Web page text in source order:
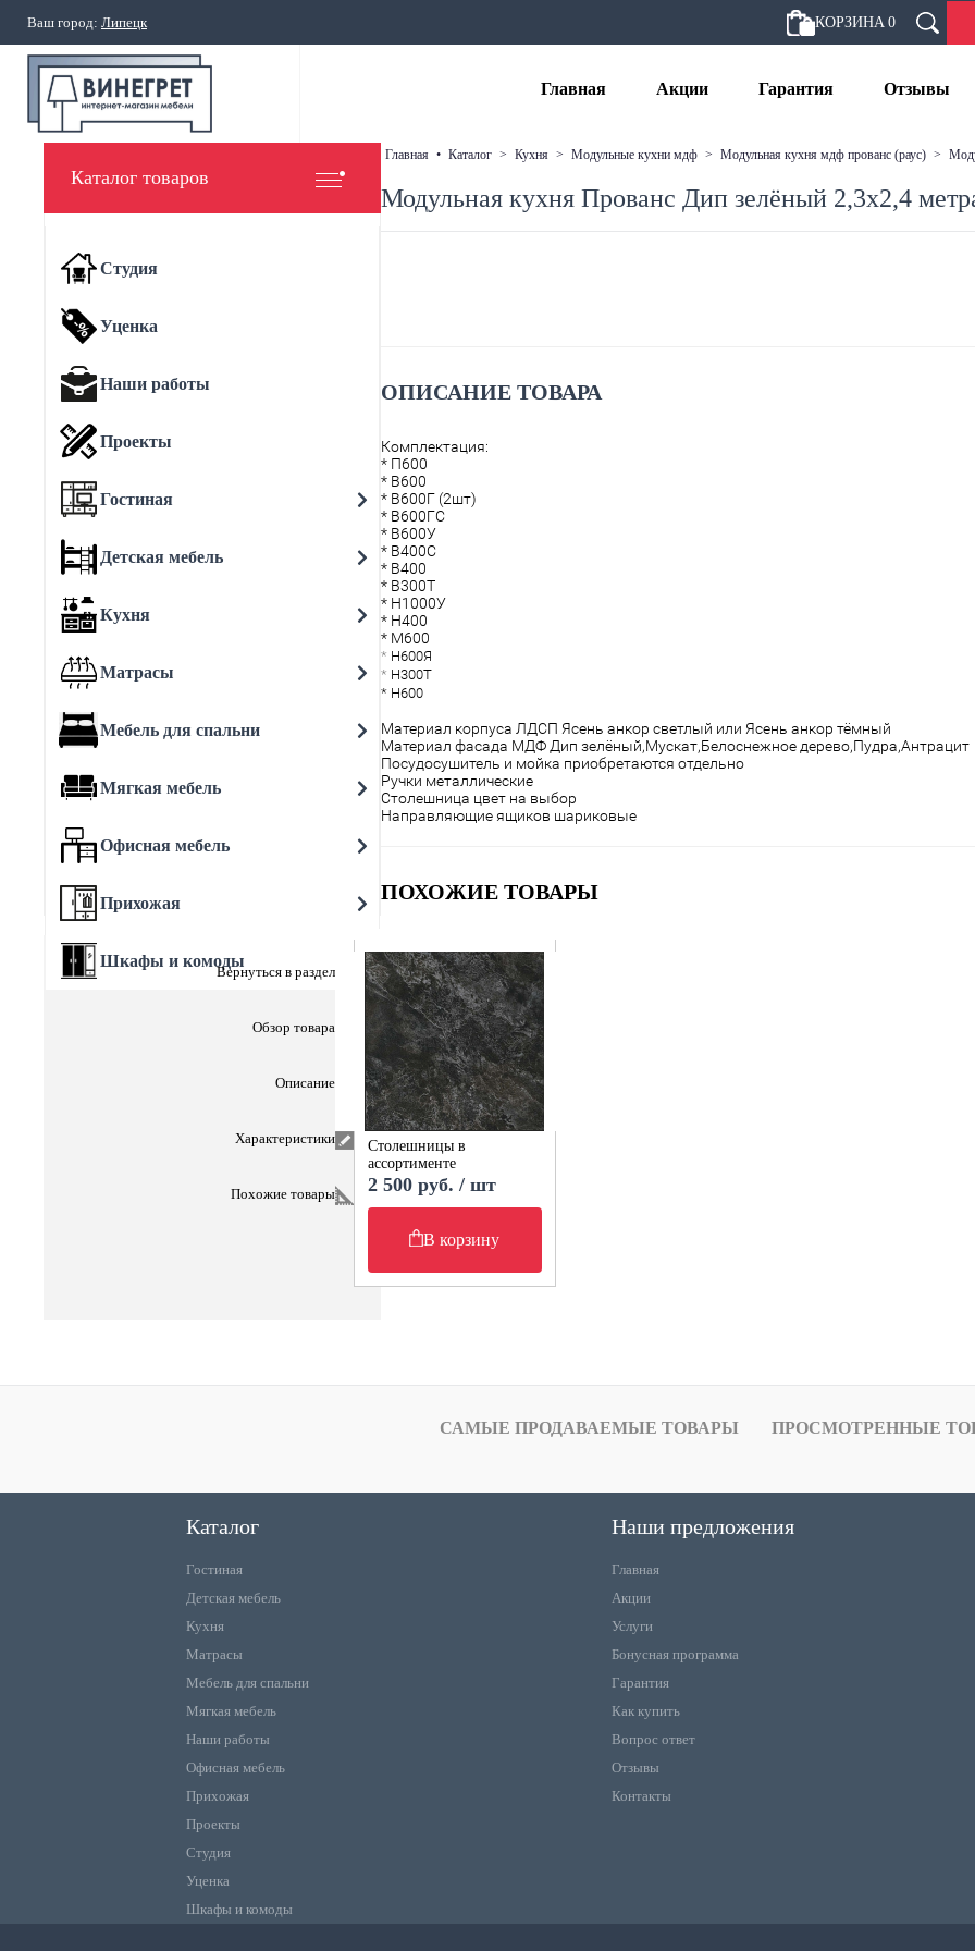
Ваш город: Липецк КОРЗИНА 0
Главная Акции Гарантия Отзывы
Каталог товаров
Студия
Уценка
Наши работы
Проекты
Гостиная
Детская мебель
Кухня
Матрасы
Мебель для спальни
Мягкая мебель
Офисная мебель
Прихожая
Шкафы и комоды
Вернуться в раздел
Обзор товара
Описание
Характеристики
Похожие товары
главная • каталог > кухня > модульные кухни мдф > модульная кухня мдф прованс (раус) >
Модульная кухня Прованс Дип зелёный 2,3х2,4
ОПИСАНИЕ ТОВАРА
Комплектация:
* П600
* В600
* В600Г (2шт)
* В600ГС
* В600У
* В400С
* В400
* В300Т
* Н1000У
* Н400
* М600
* Н600Я
* Н300Т
* Н600
Материал корпуса ЛДСП Ясень анкор светлый или Ясень анкор тёмный
Материал фасада МДФ Дип зелёный,Мускат,Белоснежное дерево,Пудра,Антрацит
Посудосушитель и мойка приобретаются отдельно
Ручки металлические
Столешница цвет на выбор
Направляющие ящиков шариковые
ПОХОЖИЕ ТОВАРЫ
Столешницы в
ассортименте
2 500 руб. / шт
В корзину
САМЫЕ ПРОДАВАЕМЫЕ ТОВАРЫ ПРОСМОТРЕННЫЕ
Каталог
Гостиная
Детская мебель
Кухня
Матрасы
Мебель для спальни
Мягкая мебель
Наши работы
Офисная мебель
Прихожая
Проекты
Студия
Уценка
Шкафы и комоды
Наши предложения
Главная
Акции
Услуги
Бонусная программа
Гарантия
Как купить
Вопрос ответ
Отзывы
Контакты